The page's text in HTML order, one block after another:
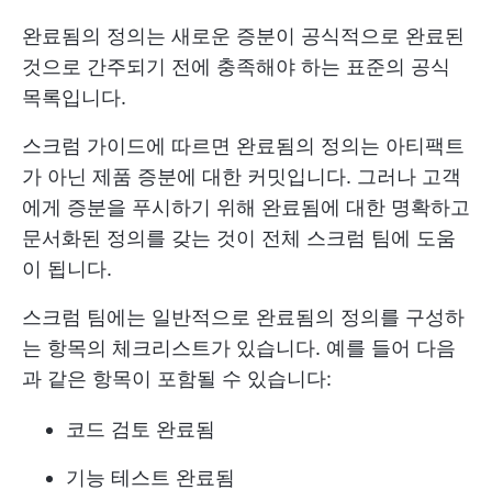
완료됨의 정의는 새로운 증분이 공식적으로 완료된
것으로 간주되기 전에 충족해야 하는 표준의 공식
목록입니다.
스크럼 가이드에 따르면 완료됨의 정의는 아티팩트
가 아닌 제품 증분에 대한 커밋입니다. 그러나 고객
에게 증분을 푸시하기 위해 완료됨에 대한 명확하고
문서화된 정의를 갖는 것이 전체 스크럼 팀에 도움
이 됩니다.
스크럼 팀에는 일반적으로 완료됨의 정의를 구성하
는 항목의 체크리스트가 있습니다. 예를 들어 다음
과 같은 항목이 포함될 수 있습니다:
코드 검토 완료됨
기능 테스트 완료됨